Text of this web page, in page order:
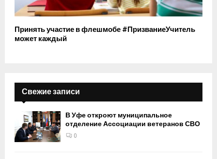
Принять участие в флешмобе #ПризваниеУчитель
может каждый
Свежие записи
В Уфе откроют муниципальное
отделение Ассоциации ветеранов СВО
0